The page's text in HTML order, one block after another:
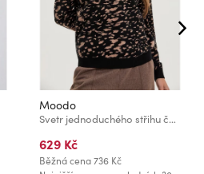
Moodo
Svetr jednoduchého střihu černý Moodo
629 Kč
Běžná cena736 Kč